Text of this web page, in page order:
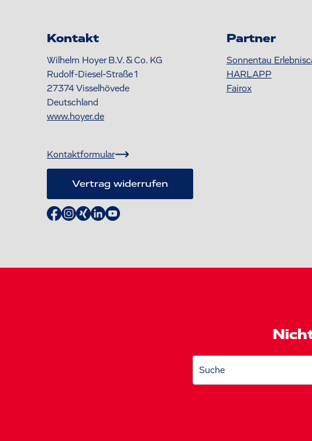
Kontakt
Wilhelm Hoyer B.V. & Co. KG
Rudolf-Diesel-Straße 1
27374Visselhövede
Deutschland
www.hoyer.de
Kontaktformular
Vertrag widerrufen
Partner
Sonnentau
HARLAPP
Fairox
Suche